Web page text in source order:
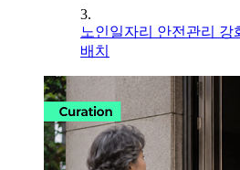
3.
노인일자리 안전관리 강
배치